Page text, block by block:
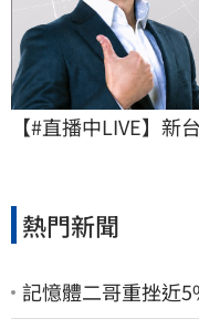
【#直播中LIVE】新
熱門新聞
記憶體二哥重挫近